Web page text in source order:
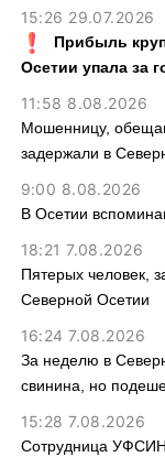
15:26 29.07.2026
Прибыль
Осетии упала за
11:58 8.08.2026
Мошенницу,
задержали в
9:00 8.08.2026
В Осетии
18:21 7.08.2026
Пятерых человек,
Северной Осетии
16:24 7.08.2026
За неделю в
свинина, но
15:28 7.08.2026
Сотрудница